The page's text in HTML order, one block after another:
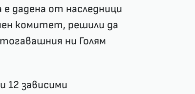
дадена от наследници
комитет, решили да
ни Голям
12 зависими